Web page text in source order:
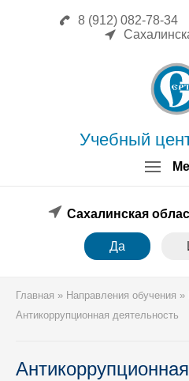
Учебный
8 (912) 082-78-34
Сахалинская
Да
Главная » Направления обучения »
Антикоррупционная деятельность
Повышение квалификации
Профессиональная
Форма заявки
Образец диплома
Аттестация поверителей
Системы менеджмента
Реквизиты
Координаты